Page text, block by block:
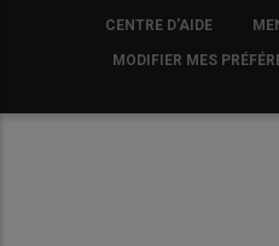
CENTRE D'AIDE
MODIFIER MES